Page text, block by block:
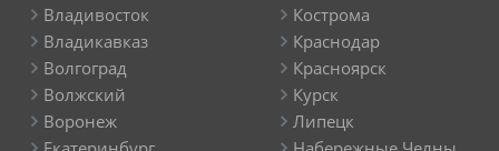
Владивосток
Владикавказ
Волгоград
Волжский
Воронеж
Кострома
Краснодар
Красноярск
Курск
Липецк